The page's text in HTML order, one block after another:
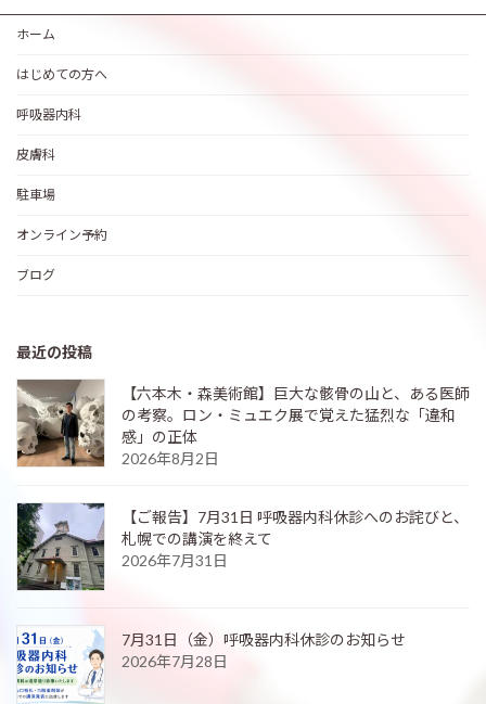
ホーム
はじめての方へ
呼吸器内科
皮膚科
駐車場
オンライン予約
ブログ
最近の投稿
【六本木・森美術館】巨大な骸骨の山と、ある医師
の考察。ロン・ミュエク展で覚えた猛烈な「違和
感」の正体
2026年8月2日
【ご報告】7月31日 呼吸器内科休診へのお詫びと、
札幌での講演を終えて
2026年7月31日
7月31日（金）呼吸器内科休診のお知らせ
2026年7月28日